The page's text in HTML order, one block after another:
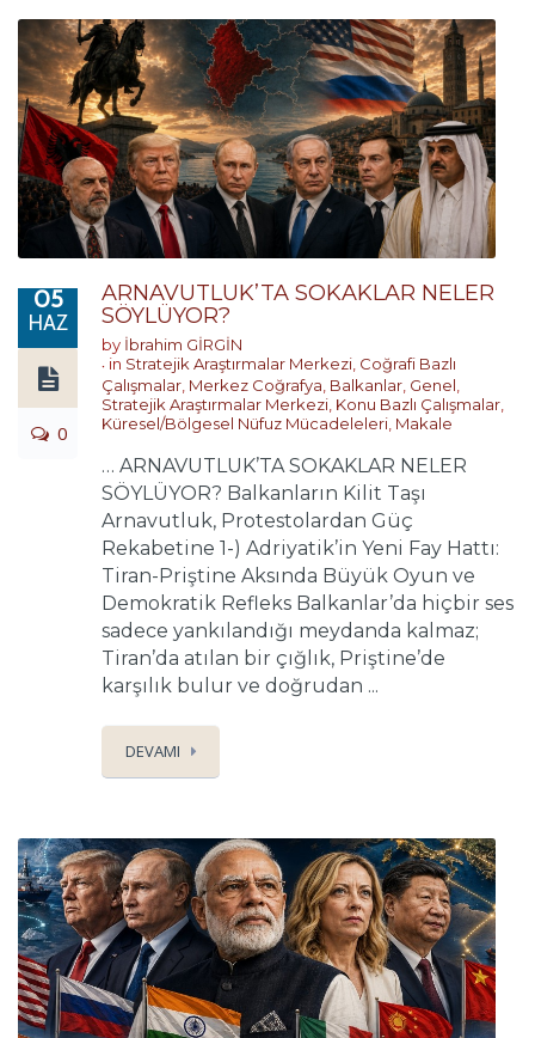
05
HAZ
0
ARNAVUTLUK’TA SOKAKLAR NELER
SÖYLÜYOR?
by İbrahim GİRGİN
in Stratejik Araştırmalar Merkezi Coğrafi Bazlı
Çalışmalar Merkez Coğrafya Balkanlar Genel
Stratejik Araştırmalar Merkezi Konu Bazlı Çalışmalar
Küresel/Bölgesel Nüfuz Mücadeleleri Makale
… ARNAVUTLUK’TA SOKAKLAR NELER
SÖYLÜYOR? Balkanların Kilit Taşı
Arnavutluk, Protestolardan Güç
Rekabetine 1-) Adriyatik’in Yeni Fay Hattı:
Tiran-Priştine Aksında Büyük Oyun ve
Demokratik Refleks Balkanlar’da hiçbir ses
sadece yankılandığı meydanda kalmaz;
Tiran’da atılan bir çığlık, Priştine’de
karşılık bulur ve doğrudan ...
DEVAMI